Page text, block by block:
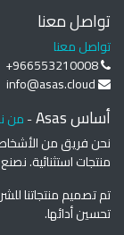
تواصل معنا
تواصل معنا
+966553210008
info@asas.cloud
أساس Asas -من
نحن فريق من
منتجات استثنائية.
تم تصميم منتجاتنا
تحسين أدائها.